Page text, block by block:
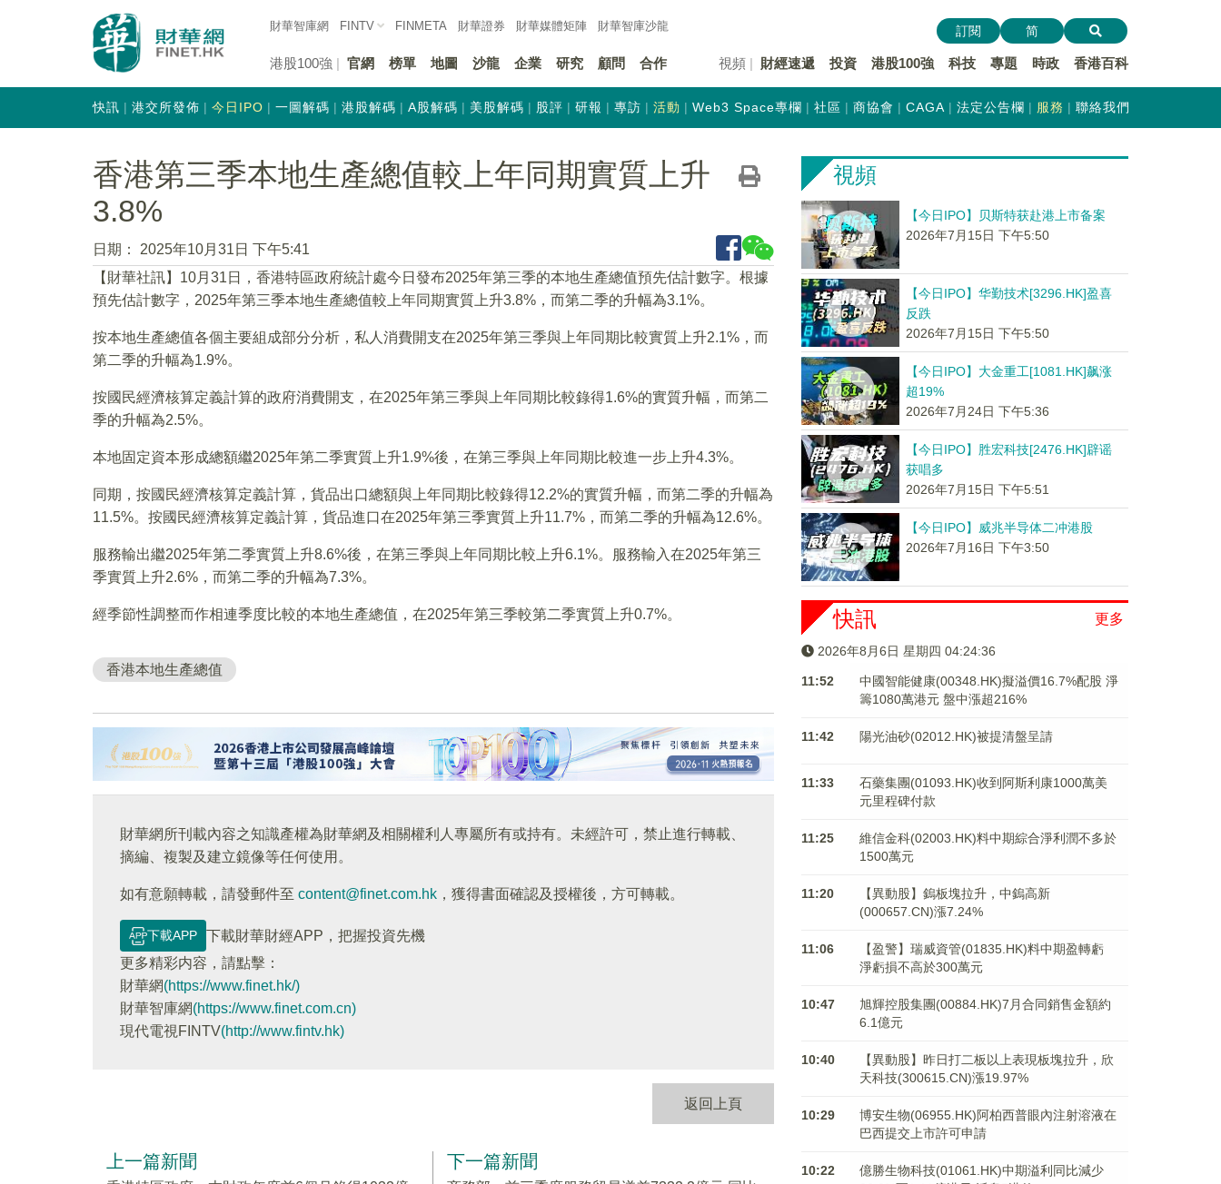
財華智庫網 FINTV FINMETA 財華證券 財華媒體矩陣 財華智庫沙龍
港股100強 官網 榜單 地圖 沙龍 企業 研究 顧問 合作 視頻 財經速遞 投資 港股100強 科技 專題 時政 香港百科
訂閱 简
快訊 港交所發佈 今日IPO 一圖解碼 港股解碼 A股解碼 美股解碼 股評 研報 專訪 活動 Web3 Space專欄 社區 商協會 CAGA 法定公告欄 服務 聯絡我們
香港第三季本地生產總值較上年同期實質上升
3.8%
日期：
2025年10月31日 下午5:41
【財華社訊】10月31日，香港特區政府統計處今日發布2025年第三季的本地生產總值預先估計數字。根據
預先估計數字，2025年第三季本地生產總值較上年同期實質上升3.8%，而第二季的升幅為3.1%。
按本地生產總值各個主要組成部分分析，私人消費開支在2025年第三季與上年同期比較實質上升2.1%，而
第二季的升幅為1.9%。
按國民經濟核算定義計算的政府消費開支，在2025年第三季與上年同期比較錄得1.6%的實質升幅，而第二
季的升幅為2.5%。
本地固定資本形成總額繼2025年第二季實質上升1.9%後，在第三季與上年同期比較進一步上升4.3%。
同期，按國民經濟核算定義計算，貨品出口總額與上年同期比較錄得12.2%的實質升幅，而第二季的升幅為
11.5%。按國民經濟核算定義計算，貨品進口在2025年第三季實質上升11.7%，而第二季的升幅為12.6%。
服務輸出繼2025年第二季實質上升8.6%後，在第三季與上年同期比較上升6.1%。服務輸入在2025年第三
季實質上升2.6%，而第二季的升幅為7.3%。
經季節性調整而作相連季度比較的本地生產總值，在2025年第三季較第二季實質上升0.7%。
香港本地生產總值
財華網所刊載內容之知識產權為財華網及相關權利人專屬所有或持有。未經許可，禁止進行轉載、
摘編、複製及建立鏡像等任何使用。
如有意願轉載，請發郵件至 content@finet.com.hk ，獲得書面確認及授權後，方可轉載。
下載APP
下載財華財經APP，把握投資先機
更多精彩内容，請點擊：
財華網(https://www.finet.hk/)
財華智庫網(https://www.finet.com.cn)
現代電視FINTV(http://www.fintv.hk)
返回上頁
上一篇新聞 下一篇新聞
視頻
【今日IPO】贝斯特获赴港上市备案
2026年7月15日 下午5:50
【今日IPO】华勤技术[3296.HK]盈喜
反跌
2026年7月15日 下午5:50
【今日IPO】大金重工[1081.HK]飙涨
超19%
2026年7月24日 下午5:36
【今日IPO】胜宏科技[2476.HK]辟谣
获唱多
2026年7月15日 下午5:51
【今日IPO】威兆半导体二冲港股
2026年7月16日 下午3:50
更多
快訊
2026年8月6日 星期四 04:24:37
11:52
中國智能健康(00348.HK)擬溢價16.7%配股 淨
籌1080萬港元 ​​​​​​​盤中漲超216%
11:42 陽光油砂(02012.HK)被提清盤呈請
11:33
石藥集團(01093.HK)收到阿斯利康1000萬美
元里程碑付款
11:25
維信金科(02003.HK)料中期綜合淨利潤不多於
1500萬元
11:20
【異動股】鎢板塊拉升，中鎢高新
(000657.CN)漲7.24%
11:06
【盈警】瑞威資管(01835.HK)料中期盈轉虧
淨虧損不高於300萬元
10:47
旭輝控股集團(00884.HK)7月合同銷售金額約
6.1億元
10:40
【異動股】昨日打二板以上表現板塊拉升，欣
天科技(300615.CN)漲19.97%
10:29
博安生物(06955.HK)阿柏西普眼內注射溶液在
巴西提交上市許可申請
10:22
億勝生物科技(01061.HK)中期溢利同比減少